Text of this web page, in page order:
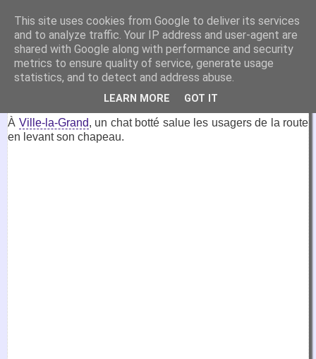
VirtuaFrance
Visitez la France depuis votre fauteuil.
7 décembre 2020
Le chat botté, Ville-la-Grand
À Ville-la-Grand, un chat botté salue les usagers de la route
en levant son chapeau.
This site uses cookies from Google to deliver its services
and to analyze traffic. Your IP address and user-agent are
shared with Google along with performance and security
metrics to ensure quality of service, generate usage
statistics, and to detect and address abuse.
LEARN MORE GOT IT